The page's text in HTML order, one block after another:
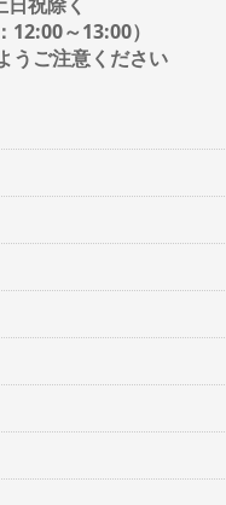
12:00～13:00）
うご注意ください